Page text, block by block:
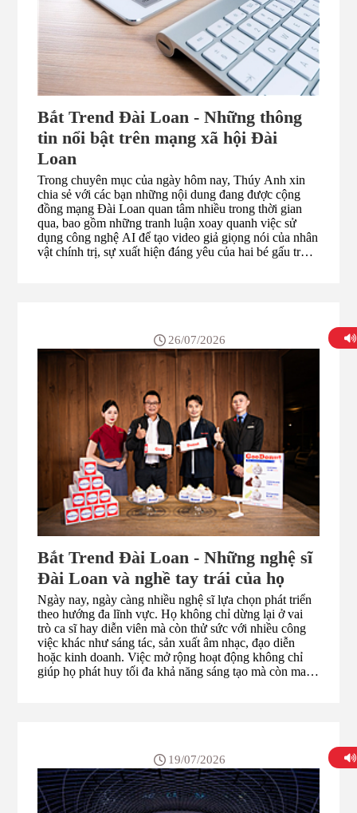
Bắt Trend Đài Loan - Những thông
tin nổi bật trên mạng xã hội Đài
Loan
Trong chuyên mục của ngày hôm nay, Thúy Anh xin
chia sẻ với các bạn những nội dung đang được cộng
đồng mạng Đài Loan quan tâm nhiều trong thời gian
qua, bao gồm những tranh luận xoay quanh việc sử
dụng công nghệ AI để tạo video giả giọng nói của nhân
vật chính trị, sự xuất hiện đáng yêu của hai bé gấu trúc
Bắt Trend Đài Loan - Những nghệ sĩ
Đài Loan và nghề tay trái của họ
Ngày nay, ngày càng nhiều nghệ sĩ lựa chọn phát triển
theo hướng đa lĩnh vực. Họ không chỉ dừng lại ở vai
trò ca sĩ hay diễn viên mà còn thử sức với nhiều công
việc khác như sáng tác, sản xuất âm nhạc, đạo diễn
hoặc kinh doanh. Việc mở rộng hoạt động không chỉ
giúp họ phát huy tối đa khả năng sáng tạo mà còn mang
của các ngôi sao đã thu hút sự quan tâm lớn từ công
chúng. Trong chuyên mục tuần này, Thúy Anh sẽ giới
thiệu đến các bạn một số nghệ sĩ Đài Loan nổi tiếng
không chỉ nhờ hoạt động nghệ thuật mà còn bởi những
26/07/2026
19/07/2026